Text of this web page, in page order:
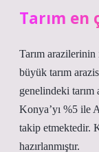
Tarım en
Tarım arazilerinin
büyük tarım
genelindeki tarım
Konya’yı %5 ile
takip etmektedir.
hazırlanmıştır.